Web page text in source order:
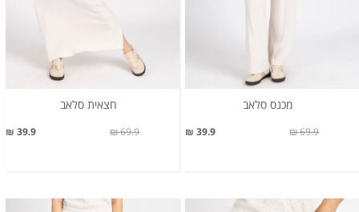
מכנס סלאב
39.9 ₪ 69.9 ₪
חצאית סלאב
39.9 ₪ 69.9 ₪